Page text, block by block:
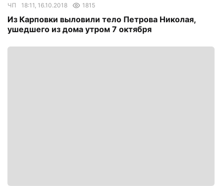
ЧП 18:11, 16.10.2018 1815
Из Карповки выловили тело Петрова Николая,
ушедшего из дома утром 7 октября